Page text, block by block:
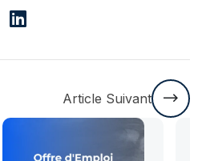
Article Suivant